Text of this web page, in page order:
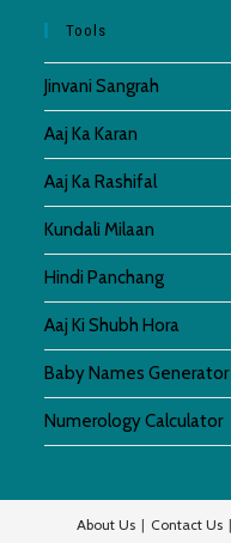
Tools
Jinvani Sangrah
Aaj Ka Karan
Aaj Ka Rashifal
Kundali Milaan
Hindi Panchang
Aaj Ki Shubh Hora
Baby Names Generator
Numerology Calculator
About Us Contact Us